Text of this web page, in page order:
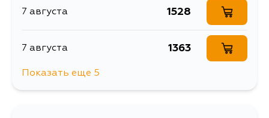
7 августа 1528
7 августа 1363
Показать еще 5